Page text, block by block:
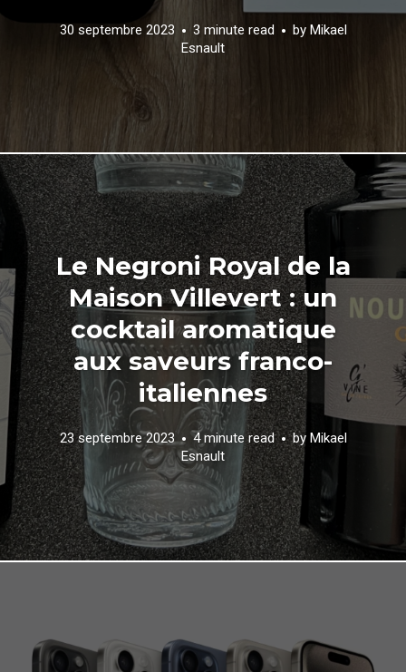
30 septembre 2023 3 minute read by Mikael
Esnault
Le Negroni Royal de la
Maison Villevert : un
cocktail aromatique
aux saveurs franco-
italiennes
23 septembre 2023 4 minute read by Mikael
Esnault